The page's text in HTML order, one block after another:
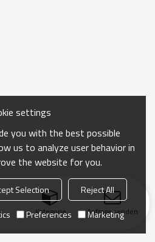
Kategorie Anfrage senden
settings
you with the best possible
us to analyze user behavior in
the website for you.
Selection
Reject All
Preferences Marketing